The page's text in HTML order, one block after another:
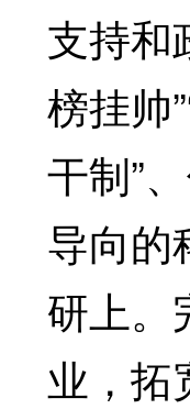
支持和
榜挂帅
干制”
导向的
研上。
业，拓